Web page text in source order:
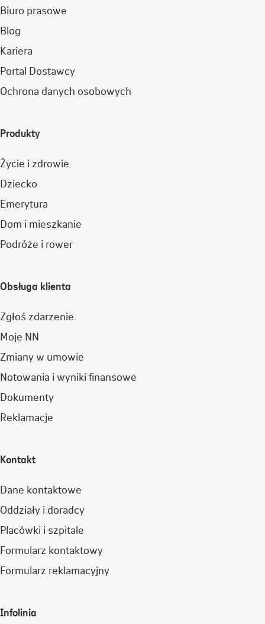
Biuro prasowe
Blog
Kariera
Portal Dostawcy
Ochrona danych osobowych
Produkty
Życie i zdrowie
Dziecko
Emerytura
Dom i mieszkanie
Podróże i rower
Obsługa klienta
Zgłoś zdarzenie
Moje NN
Zmiany w umowie
Notowania i wyniki finansowe
Dokumenty
Reklamacje
Kontakt
Dane kontaktowe
Oddziały i doradcy
Placówki i szpitale
Formularz kontaktowy
Formularz reklamacyjny
Infolinia